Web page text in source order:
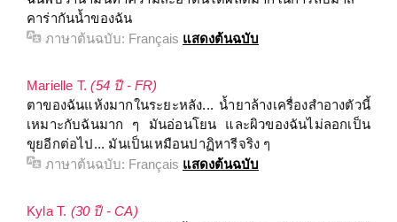
คาร่ากันน้ำของฉัน
ภาษาต้นฉบับ: Français แสดงต้นฉบับ
Marielle T.(54 ปี - FR)
ตาของฉันแห้งมากในระยะหลัง... น้ำยาล้างเครื่องสำอางตัวนี้
เหมาะกับฉันมาก ๆ มันอ่อนโยน และผิวของฉันไม่ลอกเป็น
ขุยอีกต่อไป... มันเป็นเหมือนปาฏิหารีจริง ๆ
ภาษาต้นฉบับ: Français แสดงต้นฉบับ
Kyla T. (30 ปี - CA)